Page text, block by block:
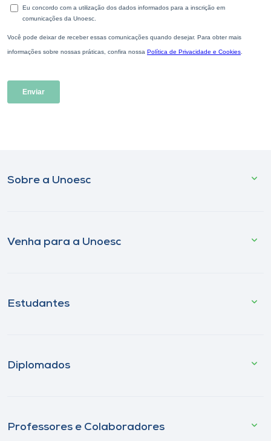
Sobre a Unoesc
Venha para a Unoesc
Estudantes
Diplomados
Professores e Colaboradores